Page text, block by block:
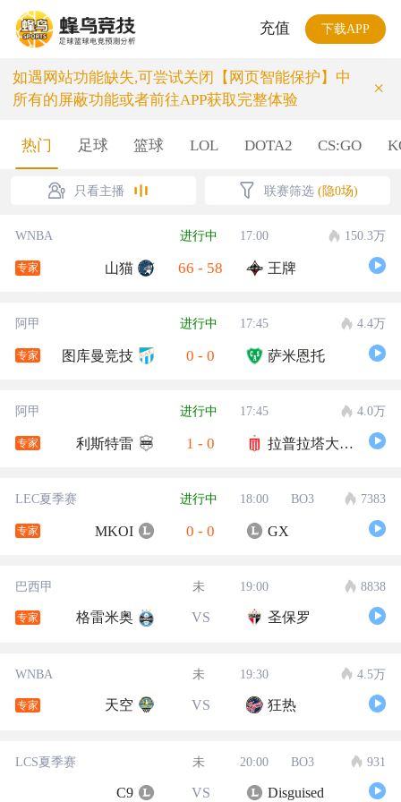
充值 下载APP
如遇网站功能缺失,可尝试关闭【网页智能保护】中
所有的屏蔽功能或者前往APP获取完整体验
×
热门 足球 篮球 LOL DOTA2 CS:GO
只看主播 联赛筛选 (隐0场)
WNBA 进行中 17:00 150.3万
专家 山猫 66 - 58 王牌
阿甲 进行中 17:45 4.4万
专家 图库曼竞技 0 - 0 萨米恩托
阿甲 进行中 17:45 4.0万
专家 利斯特雷 1 - 0 拉普拉塔大学生
LEC夏季赛 进行中 18:00 BO3 7383
专家 MKOI 0 - 0 GX
巴西甲 未 19:00 8838
专家 格雷米奥 VS 圣保罗
WNBA 未 19:30 4.5万
专家 天空 VS 狂热
LCS夏季赛 未 20:00 BO3 931
C9 VS Disguised